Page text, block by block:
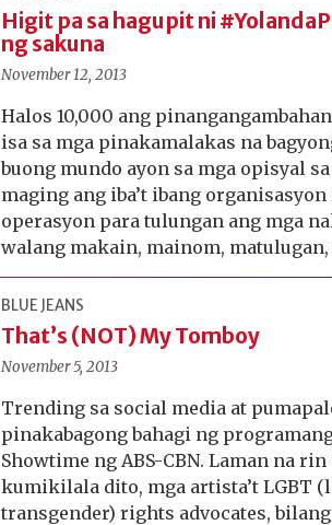
Higit pa sa hagupit ni
ng sakuna
November 12, 2013
Halos 10,000 ang
isa sa mga pinakamalakas na
buong mundo ayon sa mga opisyal
maging ang iba’t ibang
operasyon para tulungan ang mga
walang makain, mainom,
BLUE JEANS
That’s (NOT) My Tomboy
November 5, 2013
Trending sa social media at
pinakabagong bahagi ng
Showtime ng ABS-CBN. Laman na
kumikilala dito, mga artista’t LGBT
transgender) rights advocates,